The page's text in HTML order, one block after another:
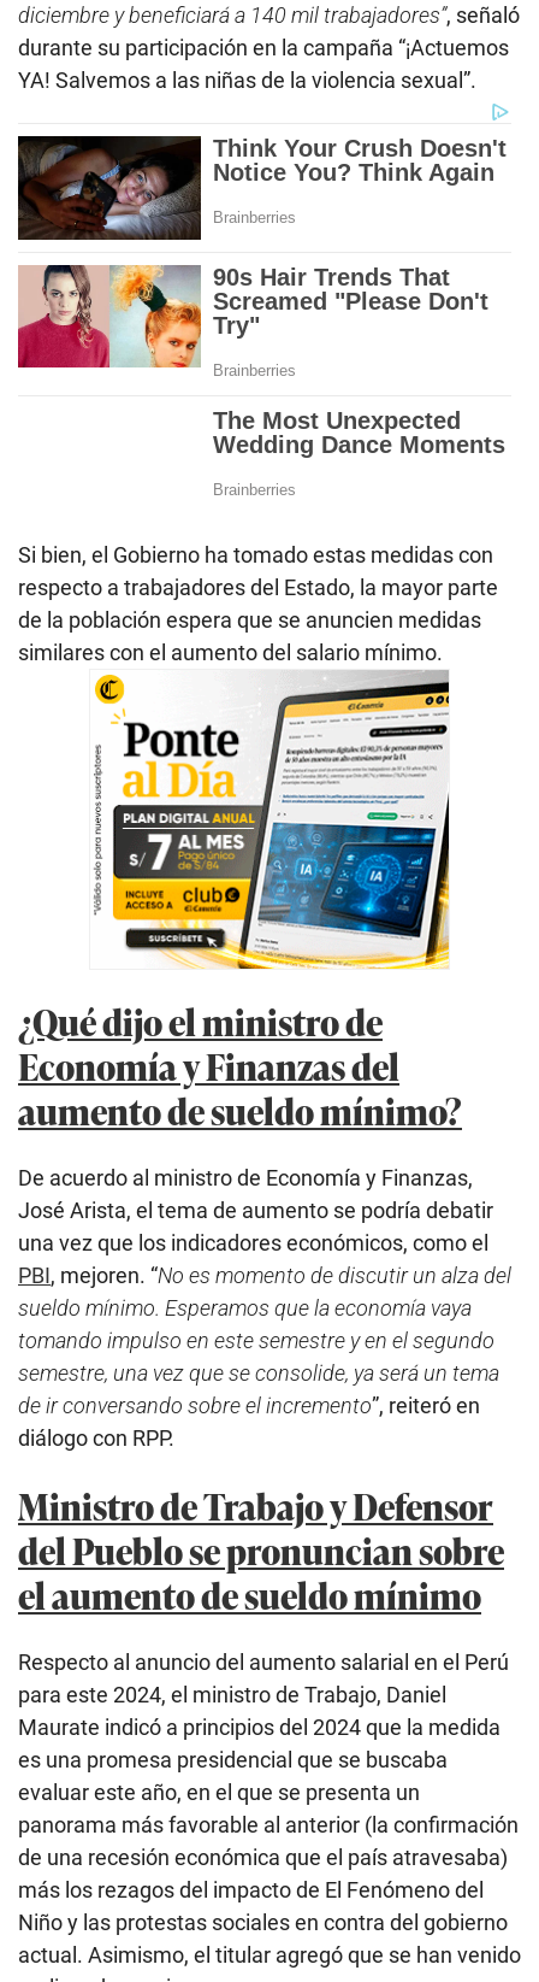
diciembre y beneficiará a 140 mil trabajadores”, señaló
durante su participación en la campaña “¡Actuemos
YA! Salvemos a las niñas de la violencia sexual”.
Si bien, el Gobierno ha tomado estas medidas con
respecto a trabajadores del Estado, la mayor parte
de la población espera que se anuncien medidas
similares con el aumento del salario mínimo.
¿Qué dijo el ministro de
Economía y Finanzas del
aumento de sueldo mínimo?
De acuerdo al ministro de Economía y Finanzas,
José Arista, el tema de aumento se podría debatir
una vez que los indicadores económicos, como el
PBI, mejoren. “No es momento de discutir un alza del
sueldo mínimo. Esperamos que la economía vaya
tomando impulso en este semestre y en el segundo
semestre, una vez que se consolide, ya será un tema
de ir conversando sobre el incremento”, reiteró en
diálogo con RPP.
Ministro de Trabajo y Defensor
del Pueblo se pronuncian sobre
el aumento de sueldo mínimo
Respecto al anuncio del aumento salarial en el Perú
para este 2024, el ministro de Trabajo, Daniel
Maurate indicó a principios del 2024 que la medida
es una promesa presidencial que se buscaba
evaluar este año, en el que se presenta un
panorama más favorable al anterior (la confirmación
de una recesión económica que el país atravesaba)
más los rezagos del impacto de El Fenómeno del
Niño y las protestas sociales en contra del gobierno
actual. Asimismo, el titular agregó que se han venido